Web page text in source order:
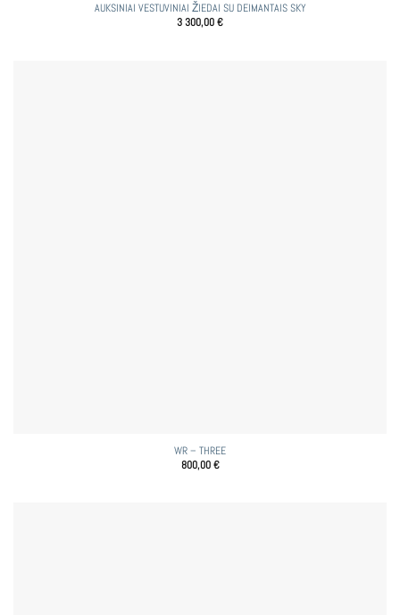
AUKSINIAI VESTUVINIAI ŽIEDAI SU DEIMANTAIS SKY
3 300,00€
WR – THREE
800,00€